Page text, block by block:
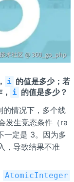
i 的值是多少；若
i 的值是多少？
情况下，多个线
发生竞态条件（ra
一定是 3。因为多
，导致结果不准
AtomicInteger